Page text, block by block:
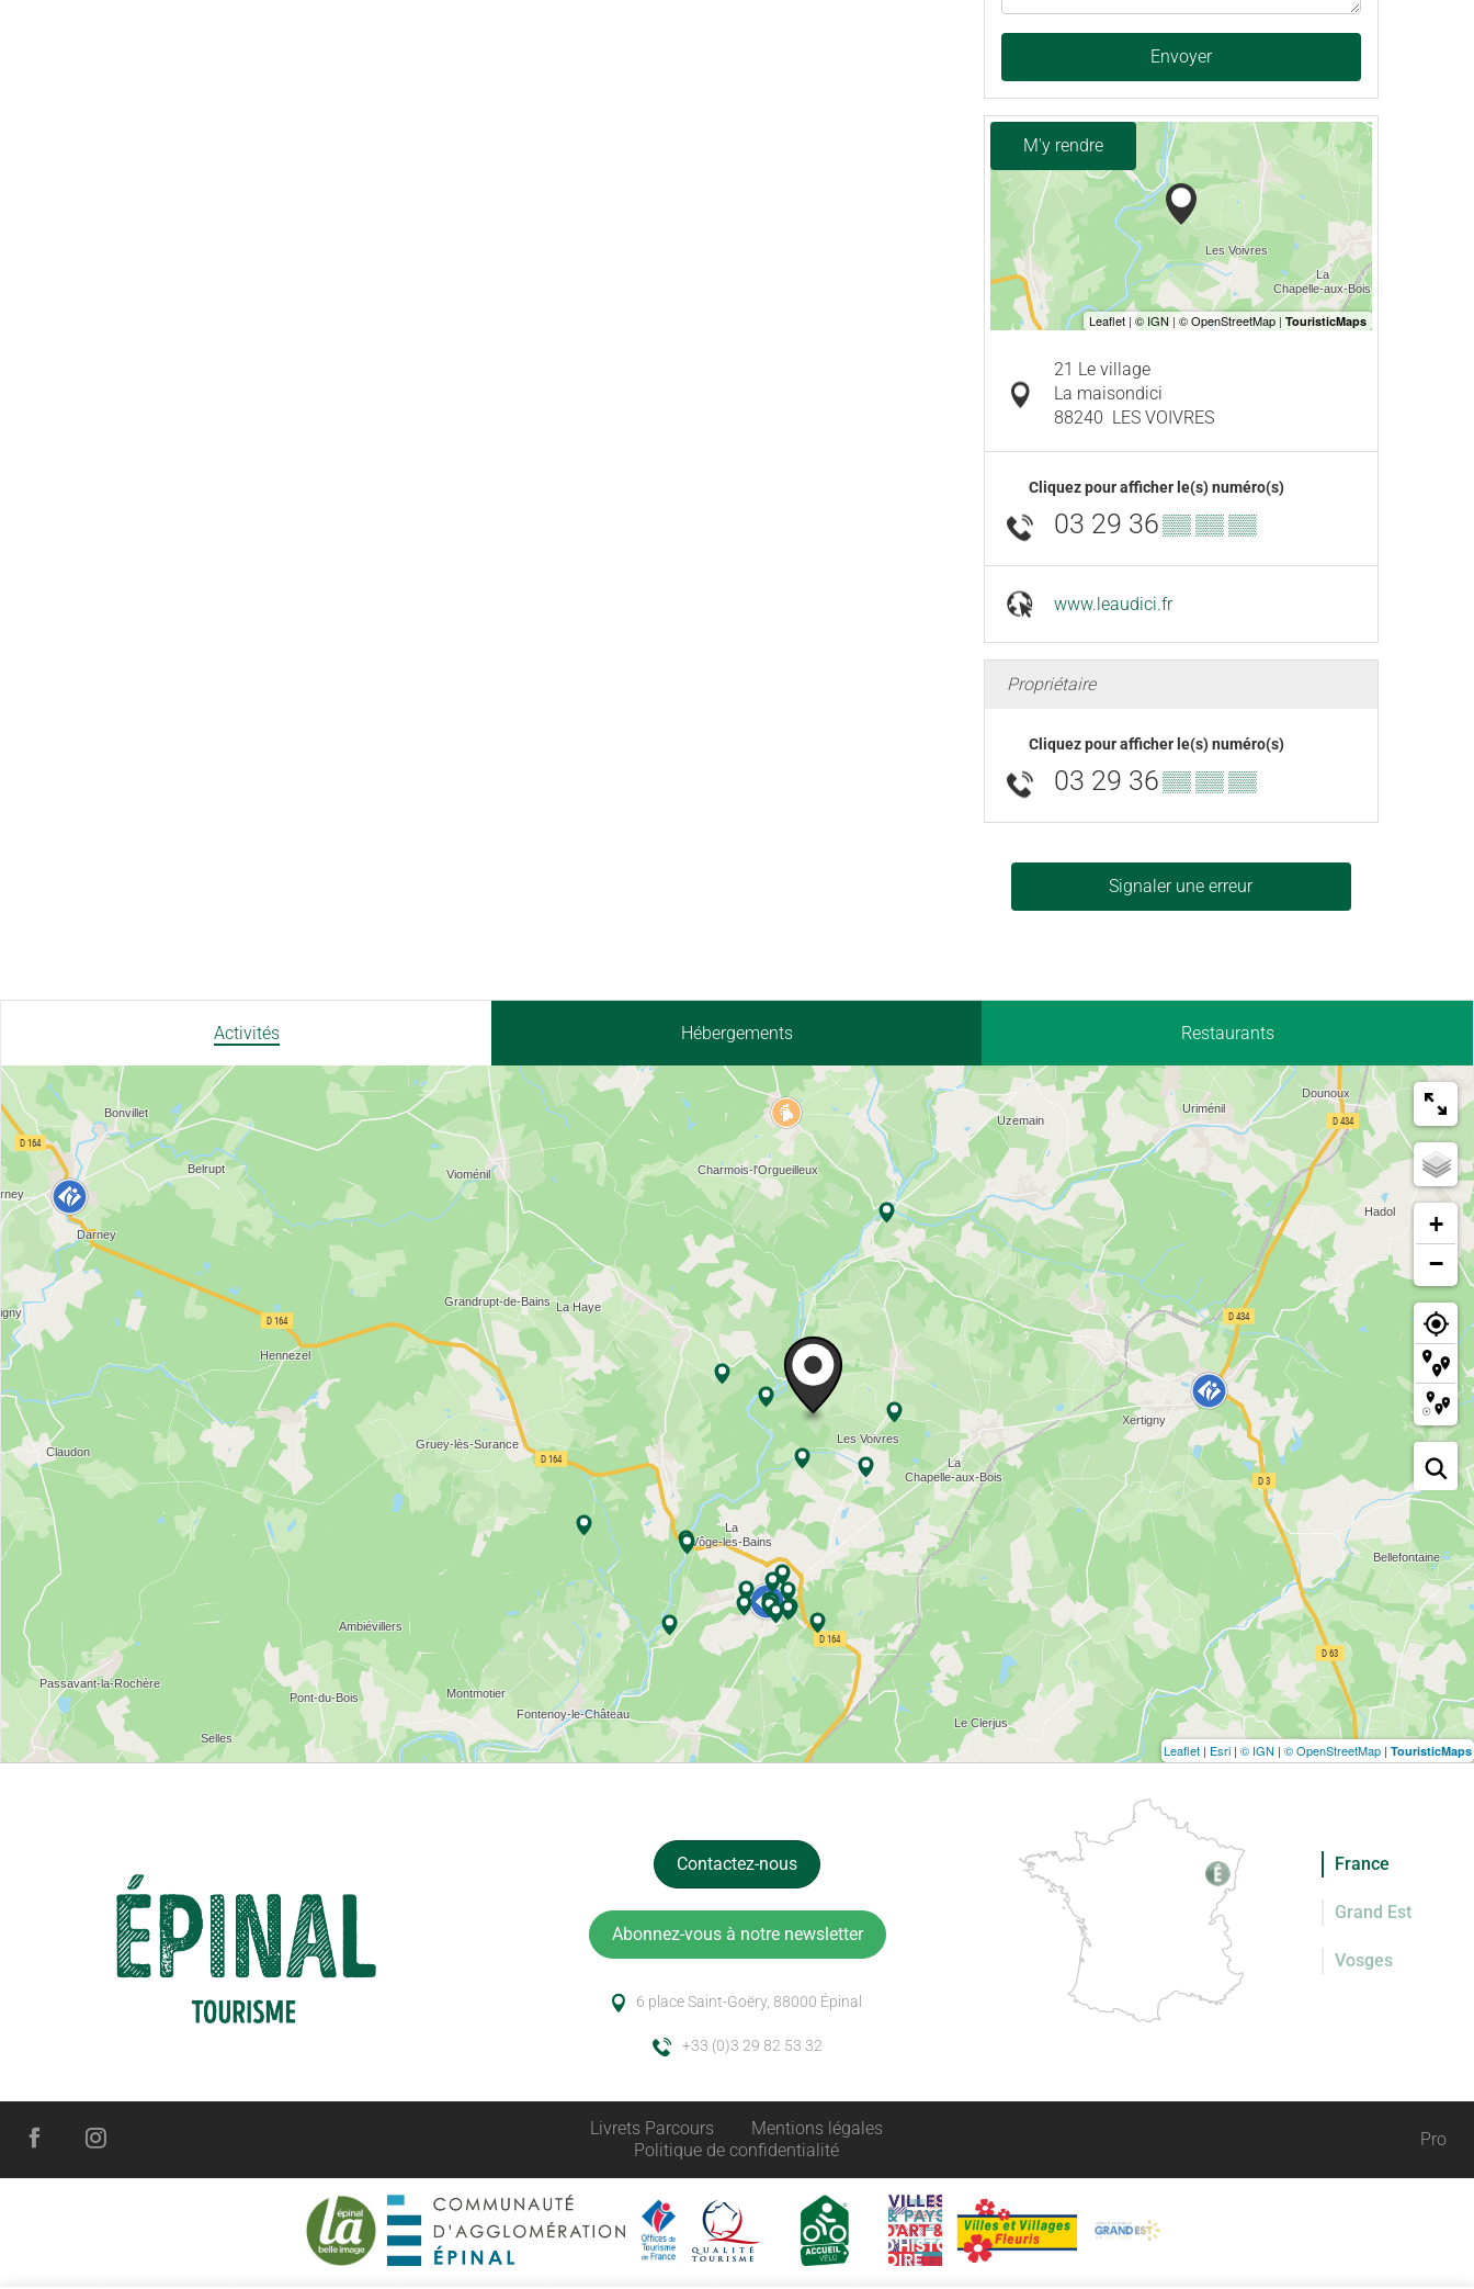
Envoyer
M'y rendre
21 Le village
La maisondici
88240 LES VOIVRES
Cliquez pour afficher le(s) numéro(s)
03 29 36▒▒ ▒▒ ▒▒
www.leaudici.fr
Propriétaire
Cliquez pour afficher le(s) numéro(s)
03 29 36▒▒ ▒▒ ▒▒
Signaler une erreur
Activités Hébergements Restaurants
+
−
Leaflet | Esri | © IGN | © OpenStreetMap | TouristicMaps
Contactez-nous
Abonnez-vous à notre newsletter
6 place Saint-Goëry, 88000 Épinal
+33 (0)3 29 82 53 32
France
Grand Est
Vosges
Livrets Parcours
Mentions légales
Politique de confidentialité
Pro